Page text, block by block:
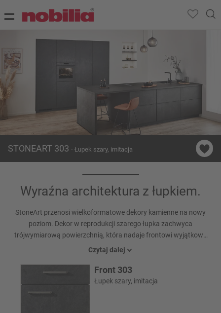
STONEART 303 - Łupek szary, imitacja
Wyraźna architektura z łupkiem.
StoneArt przenosi wielkoformatowe dekory kamienne na nowy
poziom. Dekor w reprodukcji szarego łupka zachwyca
trójwymiarową powierzchnią, która nadaje frontowi wyjątkową
estetykę i naturalny wygląd. Zintegrowane płyty grzewcze i
harmonijnie dopełniają wysokiej jakości wygląd. Prawdziwą
atrakcją jest niewidoczna płyta indukcyjna ze zintegrowanym
okapem, która doskonale komponuje się z ogólnym wyglądem.
Czytaj dalej
Front 303
Łupek szary, imitacja